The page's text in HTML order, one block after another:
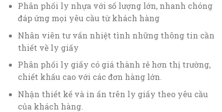
Phân phối ly nhựa với số lượng lớn, nhanh chóng
đáp ứng mọi yêu cầu từ khách hàng
Nhân viên tư vấn nhiệt tình những thông tin cần
thiết về ly giấy
Phân phối ly giấy có giá thành rẻ hơn thị trường,
chiết khấu cao với các đơn hàng lớn.
Nhận thiết kế và in ấn trên ly giấy theo yêu cầu
của khách hàng.